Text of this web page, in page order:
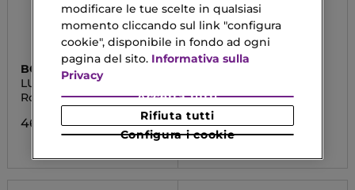
BOBBI BROWN
LUXE CASHEMERE
MATTE
Rossetto
46,00 €
Glow Complex Blush
Occhi & Viso
7,99 €
modificare le tue scelte in qualsiasi
momento cliccando sul link "configura
cookie", disponibile in fondo ad ogni
pagina del sito. Informativa sulla
Privacy
Configura i cookie
Rifiuta tutti
Accetta tutti